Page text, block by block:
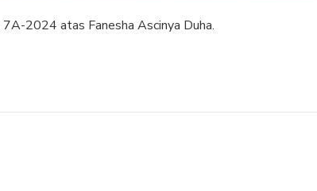
2024 atas Fanesha Ascinya Duha.